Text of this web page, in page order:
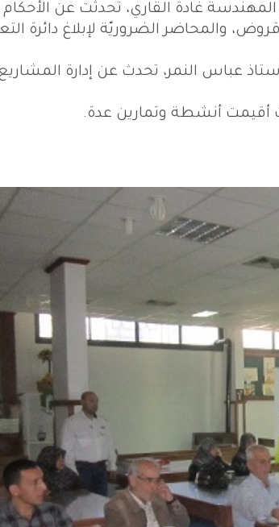
المهندسة غادة القاري، تحدثت عن الأحكام
والمحاضر الضروريّة لإبلاغ دائرة
عباس النمر، تحدث عن إدارة
أقيمت أنشطة وتمارين عدة.